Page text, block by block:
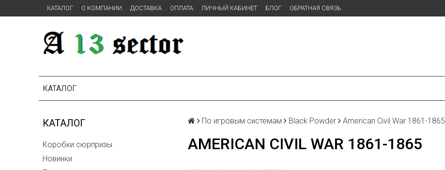
КАТАЛОГ О КОМПАНИИ ДОСТАВКА ОПЛАТА ЛИЧНЫЙ КАБИНЕТ БЛОГ ОБРАТНАЯ СВЯЗЬ
КАТАЛОГ
КАТАЛОГ
Коробки сюрпризы
Новинки
По игровым системам Black Powder American Civil War 1861-1865
AMERICAN CIVIL WAR 1861-1865